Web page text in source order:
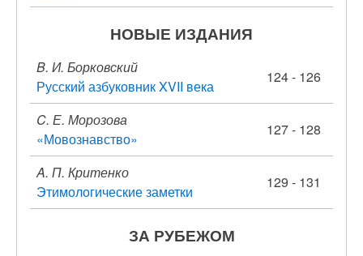
НОВЫЕ ИЗДАНИЯ
B. И. Борковский
Русский азбуковник XVII века
124 - 126
C. Е. Морозова
«Мовознавство»
127 - 128
A. П. Критенко
Этимологические заметки
129 - 131
ЗА РУБЕЖОМ